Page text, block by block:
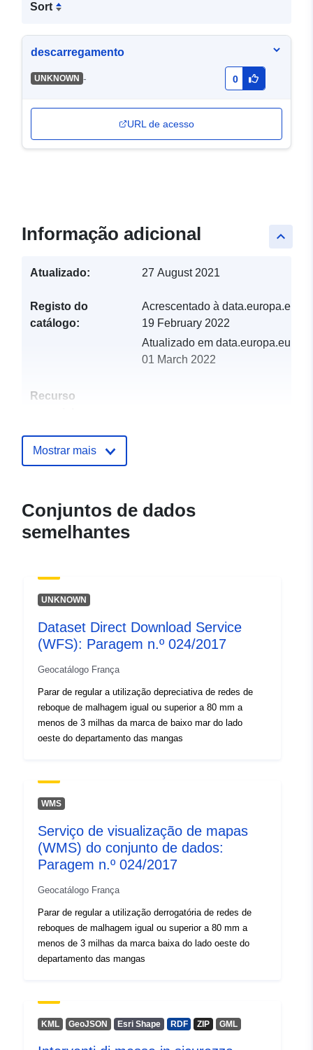
Sort
descarregamento
UNKNOWN - 0
URL de acesso
keyboard_arrow_up
Informação adicional
Atualizado: 27 August 2021
Registo do
catálogo:
Acrescentado à data.europa.eu:
19 February 2022
Atualizado em data.europa.eu:
01 March 2022
Recurso
Identificadores:
7512-4b6e-8401-
Tipo:
Recurso:
http://inspire.ec.europa.eu/
Mostrar mais
Conjuntos de dados
semelhantes
UNKNOWN
Dataset Direct Download Service
(WFS): Paragem n.º 024/2017
Geocatálogo França
Parar de regular a utilização depreciativa de redes de
reboque de malhagem igual ou superior a 80 mm a
menos de 3 milhas da marca de baixo mar do lado
oeste do departamento das mangas
WMS
Serviço de visualização de mapas
(WMS) do conjunto de dados:
Paragem n.º 024/2017
Geocatálogo França
Parar de regular a utilização derrogatória de redes de
reboques de malhagem igual ou superior a 80 mm a
menos de 3 milhas da marca baixa do lado oeste do
departamento das mangas
KML GeoJSON Esri Shape RDF ZIP GML